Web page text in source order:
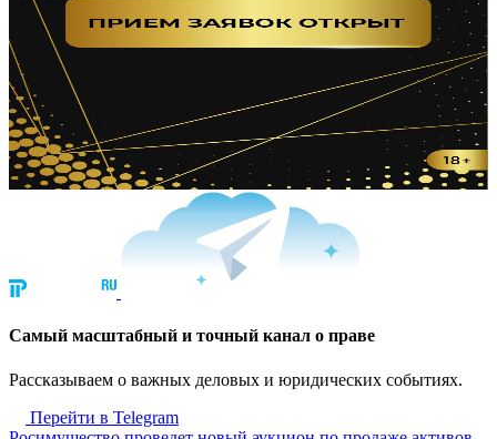
Cамый масштабный и точный канал о праве
Рассказываем о важных деловых и юридических событиях.
Перейти в Telegram